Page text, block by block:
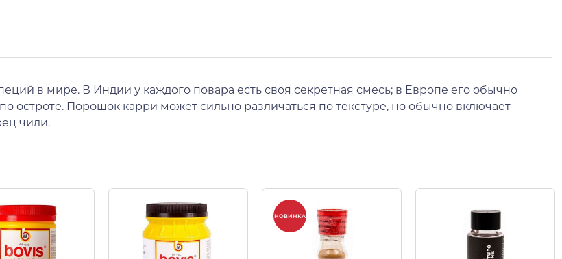
в мире. В Индии у каждого повара есть своя секретная смесь; в Европе его обычно
остроте. Порошок карри может сильно различаться по текстуре, но обычно включает
чили.
НОВИНКА